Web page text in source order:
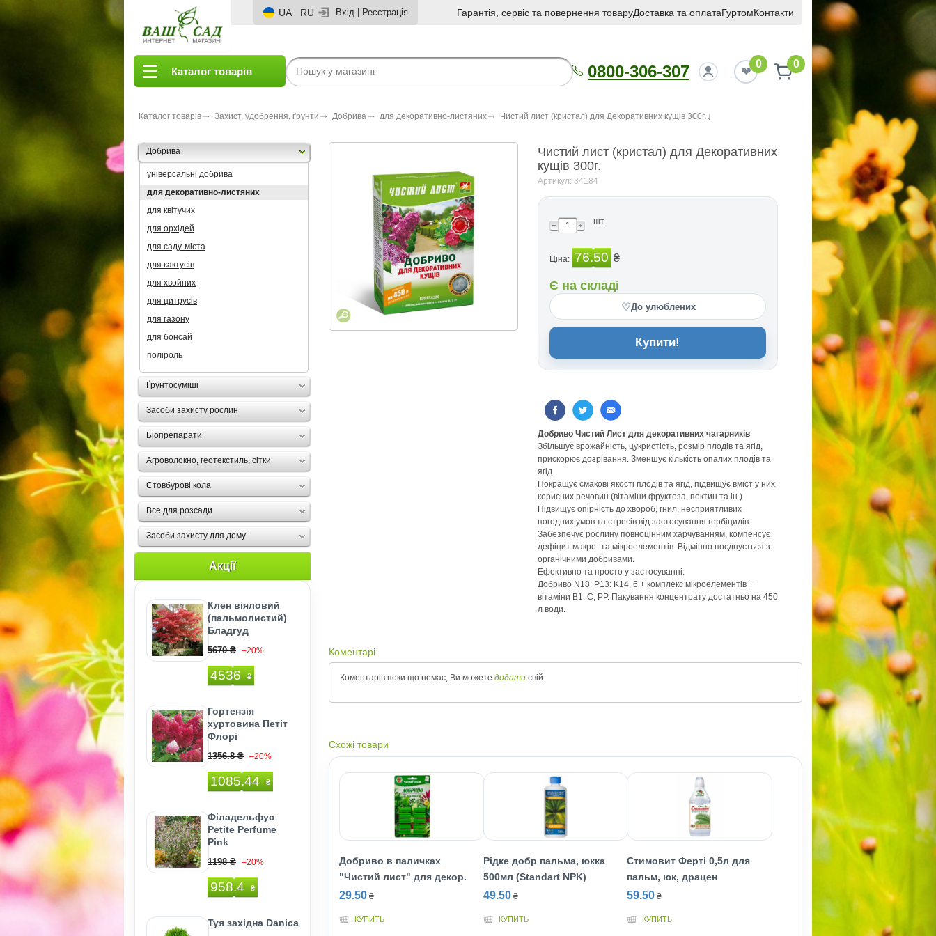
UA RU Вхід Реєстрація Гарантія, сервіс та повернення товаруДоставка та оплатаГуртомКонтакти
Каталог товарів 0800-306-307 0 0
Каталог товарів Захист, удобрення, ґрунти Добрива для декоративно-листяних Чистий лист (кристал) для Декоративних кущів 300г.
Добрива
універсальні добрива
для декоративно-листяних
для квітучих
для орхідей
для саду-міста
для кактусів
для хвойних
для цитрусів
для газону
для бонсай
поліроль
Ґрунтосуміші
Засоби захисту рослин
Біопрепарати
Агроволокно, геотекстиль, сітки
Стовбурові кола
Все для розсади
Засоби захисту для дому
Акції
Клен віяловий
(пальмолистий)
Бладгуд
5670 ₴ –20%
4536 ₴
Гортензія
хуртовина Петіт
Флорі
1356.8 ₴ –20%
1085.44 ₴
Філадельфус
Petite Perfume
Pink
1198 ₴ –20%
958.4 ₴
Туя західна Danica
Чистий лист (кристал) для Декоративних
кущів 300г.
Артикул: 34184
шт.
Ціна: 76.50 ₴
Є на складі
♡До улюблених
Купити!
Добриво Чистий Лист для декоративних чагарників
Збільшує врожайність, цукристість, розмір плодів та ягід,
прискорює дозрівання. Зменшує кількість опалих плодів та
ягід.
Покращує смакові якості плодів та ягід, підвищує вміст у них
корисних речовин (вітаміни фруктоза, пектин та ін.)
Підвищує опірність до хвороб, гнил, несприятливих
погодних умов та стресів від застосування гербіцидів.
Забезпечує рослину повноцінним харчуванням, компенсує
дефіцит макро- та мікроелементів. Відмінно поєднується з
органічними добривами.
Ефективно та просто у застосуванні.
Добриво N18: P13: K14, 6 + комплекс мікроелементів +
вітаміни B1, C, PP. Пакування концентрату достатньо на 450
л води.
Коментарі
Коментарів поки що немає, Ви можете додати свій.
Схожі товари
Добриво в паличках
"Чистий лист" для декор.
29.50 ₴
КУПИТЬ
Рідке добр пальма, юкка
500мл (Standart NPK)
49.50 ₴
КУПИТЬ
Стимовит Фертi 0,5л для
пальм, юк, драцен
59.50 ₴
КУПИТЬ